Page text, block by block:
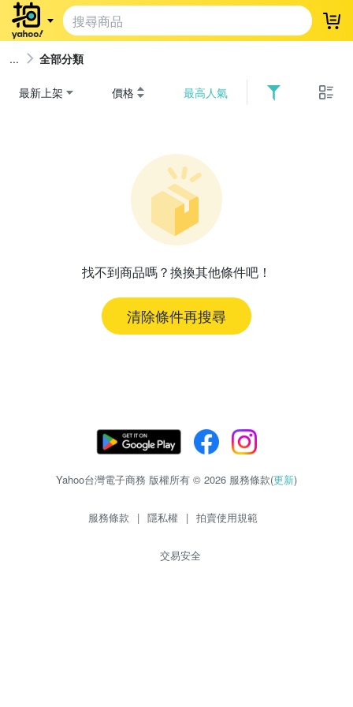
登
全部分類
最新上架 價格 最高人氣
找不到商品嗎？換換其他條件吧！
清除條件再搜尋
Yahoo台灣電子商務 版權所有 © 2026 服務條款(更新)
服務條款 | 隱私權 | 拍賣使用規範
交易安全